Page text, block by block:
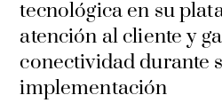
tecnológica en su
atención al cliente y
conectividad durante
implementación